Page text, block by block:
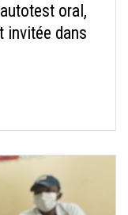
oral,
invitée dans